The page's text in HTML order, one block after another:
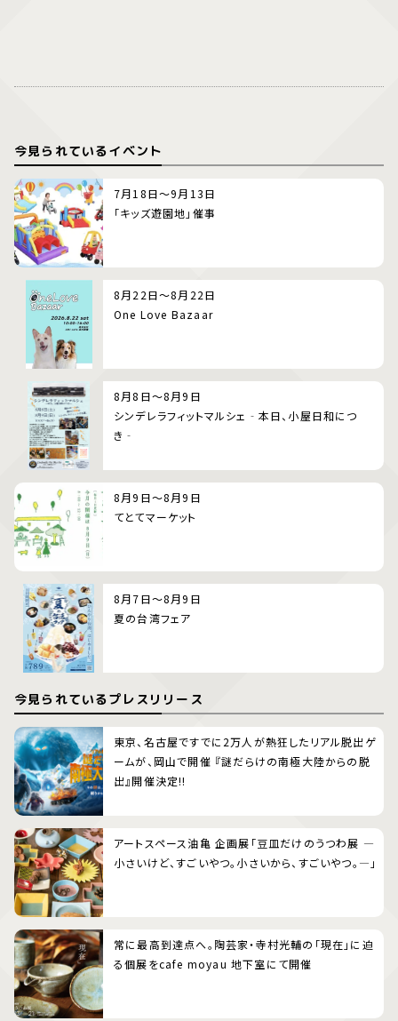
今見られているイベント
7月18日～9月13日
「キッズ遊園地」催事
8月22日～8月22日
One Love Bazaar
8月8日～8月9日
シンデレラフィットマルシェ‐本日、小屋日和につ
き‐
8月9日～8月9日
てとてマーケット
8月7日～8月9日
夏の台湾フェア
今見られているプレスリリース
東京、名古屋ですでに2万人が熱狂したリアル脱出ゲ
ームが、岡山で開催 『謎だらけの南極大陸からの脱
出』開催決定!!
アートスペース油亀 企画展「豆皿だけのうつわ展 ―
小さいけど、すごいやつ。小さいから、すごいやつ。―」
常に最高到達点へ。陶芸家・寺村光輔の「現在」に迫
る個展をcafe moyau 地下室にて開催